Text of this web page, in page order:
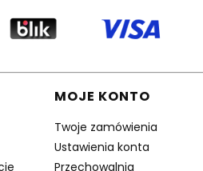
MOJE KONTO
Twoje zamówienia
Ustawienia konta
Przechowalnia